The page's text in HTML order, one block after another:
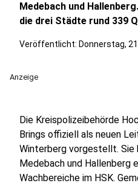
Medebach und
die drei Städte rund 339
Veröffentlicht: Donnerstag,
Anzeige
Die Kreispolizeibehörde
Brings offiziell als neuen
Winterberg vorgestellt.
Medebach und Hallenberg
Wachbereiche im HSK.